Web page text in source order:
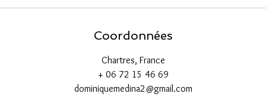
Coordonnées
Chartres, France
+ 06 72 15 46 69
dominiquemedina2@gmail.com